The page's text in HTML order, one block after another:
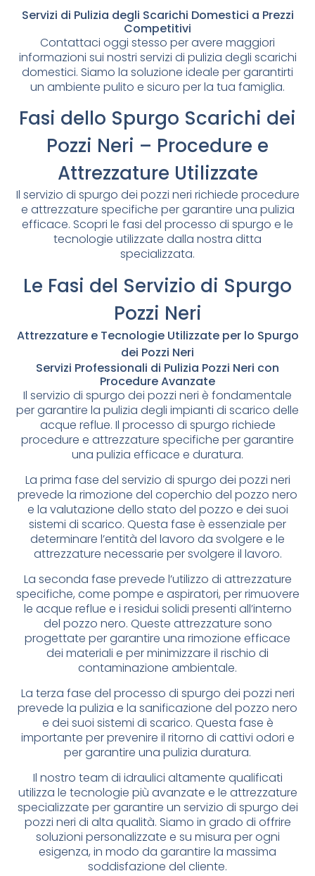
Servizi di Pulizia degli Scarichi Domestici a Prezzi
Competitivi
Contattaci oggi stesso per avere maggiori
informazioni sui nostri servizi di pulizia degli scarichi
domestici. Siamo la soluzione ideale per garantirti
un ambiente pulito e sicuro per la tua famiglia.
Fasi dello Spurgo Scarichi dei
Pozzi Neri – Procedure e
Attrezzature Utilizzate
Il servizio di spurgo dei pozzi neri richiede procedure
e attrezzature specifiche per garantire una pulizia
efficace. Scopri le fasi del processo di spurgo e le
tecnologie utilizzate dalla nostra ditta
specializzata.
Le Fasi del Servizio di Spurgo
Pozzi Neri
Attrezzature e Tecnologie Utilizzate per lo Spurgo
dei Pozzi Neri
Servizi Professionali di Pulizia Pozzi Neri con
Procedure Avanzate
Il servizio di spurgo dei pozzi neri è fondamentale
per garantire la pulizia degli impianti di scarico delle
acque reflue. Il processo di spurgo richiede
procedure e attrezzature specifiche per garantire
una pulizia efficace e duratura.
La prima fase del servizio di spurgo dei pozzi neri
prevede la rimozione del coperchio del pozzo nero
e la valutazione dello stato del pozzo e dei suoi
sistemi di scarico. Questa fase è essenziale per
determinare l’entità del lavoro da svolgere e le
attrezzature necessarie per svolgere il lavoro.
La seconda fase prevede l’utilizzo di attrezzature
specifiche, come pompe e aspiratori, per rimuovere
le acque reflue e i residui solidi presenti all’interno
del pozzo nero. Queste attrezzature sono
progettate per garantire una rimozione efficace
dei materiali e per minimizzare il rischio di
contaminazione ambientale.
La terza fase del processo di spurgo dei pozzi neri
prevede la pulizia e la sanificazione del pozzo nero
e dei suoi sistemi di scarico. Questa fase è
importante per prevenire il ritorno di cattivi odori e
per garantire una pulizia duratura.
Il nostro team di idraulici altamente qualificati
utilizza le tecnologie più avanzate e le attrezzature
specializzate per garantire un servizio di spurgo dei
pozzi neri di alta qualità. Siamo in grado di offrire
soluzioni personalizzate e su misura per ogni
esigenza, in modo da garantire la massima
soddisfazione del cliente.